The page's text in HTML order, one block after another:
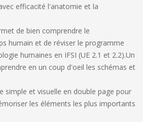
efficacité l'anatomie et la
de bien comprendre le
humain et de réviser le programme
humaines en IFSI (UE 2.1 et 2.2).Un
en un coup d'oeil les schémas et
simple et visuelle en double page pour
les éléments les plus importants